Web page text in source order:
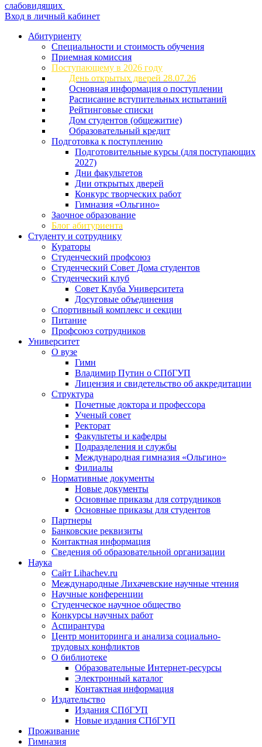
слабовидящих
Вход в личный кабинет
Абитуриенту
Специальности и стоимость обучения
Приемная комиссия
Поступающему в 2026 году
День открытых дверей 28.07.26
Основная информация о поступлении
Расписание вступительных испытаний
Рейтинговые списки
Дом студентов (общежитие)
Образовательный кредит
Подготовка к поступлению
Подготовительные курсы (для поступающих
2027)
Дни факультетов
Дни открытых дверей
Конкурс творческих работ
Гимназия «Ольгино»
Заочное образование
Блог абитуриента
Студенту и сотруднику
Кураторы
Студенческий профсоюз
Студенческий Совет Дома студентов
Студенческий клуб
Совет Клуба Университета
Досуговые объединения
Спортивный комплекс и секции
Питание
Профсоюз сотрудников
Университет
О вузе
Гимн
Владимир Путин о СПбГУП
Лицензия и свидетельство об аккредитации
Структура
Почетные доктора и профессора
Ученый совет
Ректорат
Факультеты и кафедры
Подразделения и службы
Международная гимназия «Ольгино»
Филиалы
Нормативные документы
Новые документы
Основные приказы для сотрудников
Основные приказы для студентов
Партнеры
Банковские реквизиты
Контактная информация
Сведения об образовательной организации
Наука
Сайт Lihachev.ru
Международные Лихачевские научные чтения
Научные конференции
Студенческое научное общество
Конкурсы научных работ
Аспирантура
Центр мониторинга и анализа социально-
трудовых конфликтов
О библиотеке
Образовательные Интернет-ресурсы
Электронный каталог
Контактная информация
Издательство
Издания СПбГУП
Новые издания СПбГУП
Проживание
Гимназия